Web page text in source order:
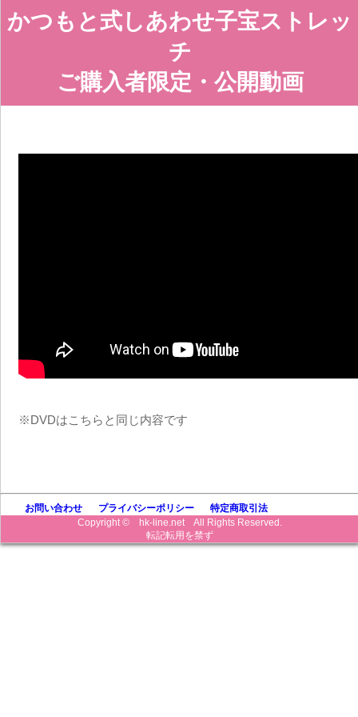
かつもと式しあわせ子宝ストレッ
チ
ご購入者限定・公開動画
※DVDはこちらと同じ内容です
お問い合わせ プライバシーポリシー
特定商取引法
Copyright © hk-line.net All Rights Reserved.
転記転用を禁ず